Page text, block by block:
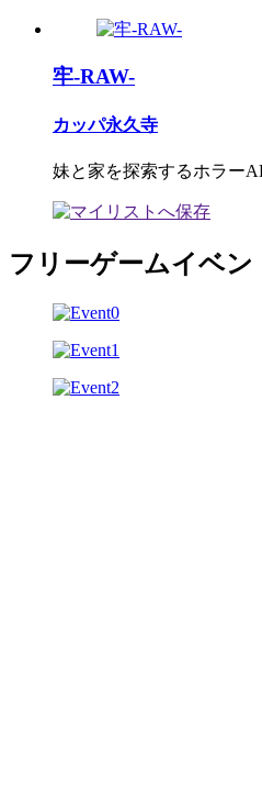
牢-RAW-
カッパ永久寺
妹と家を探索するホラー
フリーゲームイベン